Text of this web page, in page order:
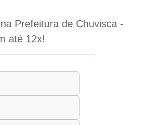
Prefeitura de Chuvisca -
até 12x!